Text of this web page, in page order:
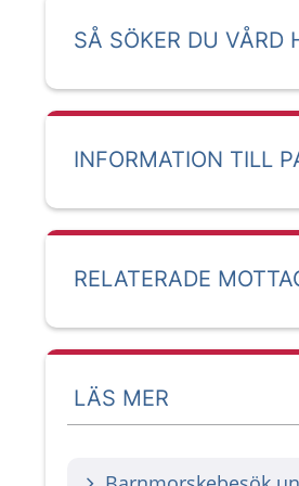
SÅ SÖKER DU VÅRD
INFORMATION TILL
RELATERADE
LÄS MER